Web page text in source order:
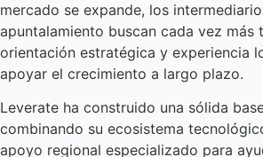
mercado se expande, los
apuntalamiento buscan cada vez más
orientación estratégica y experiencia
apoyar el crecimiento a largo plazo.
Leverate ha construido una sólida
combinando su ecosistema
apoyo regional especializado para